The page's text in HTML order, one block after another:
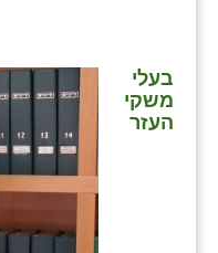
בעלי
משקי
העזר